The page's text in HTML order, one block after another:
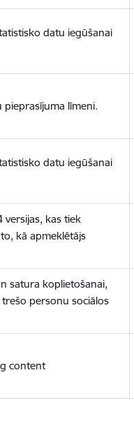
datu iegūšanai
pieprasījuma līmeni.
datu iegūšanai
versijas, kas tiek
kā apmeklētājs
satura koplietošanai,
personu sociālos
content